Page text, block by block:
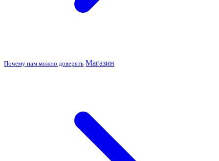
Почему нам можно доверять Магазин